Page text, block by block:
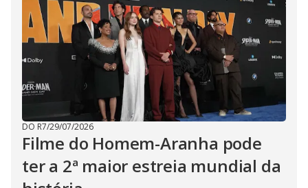
DO R7/29/07/2026
Filme do Homem-Aranha pode
ter a 2ª maior estreia mundial da